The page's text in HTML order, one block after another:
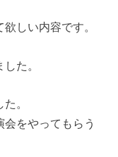
しい内容です。
た。
。
をやってもらう